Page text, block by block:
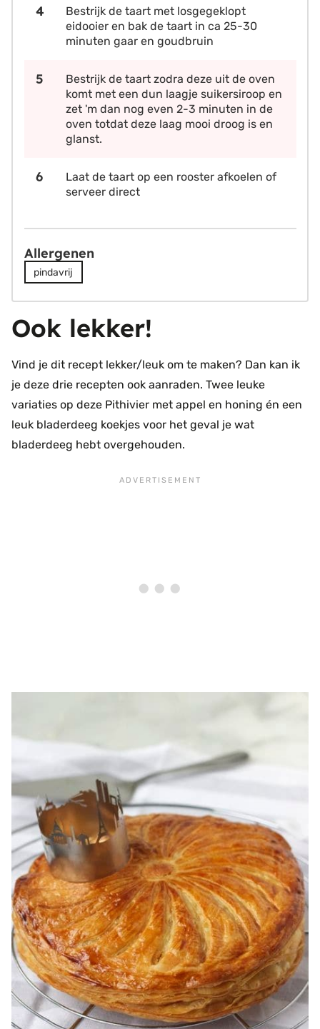
Bestrijk de taart met losgegeklopt
eidooier en bak de taart in ca 25-30
minuten gaar en goudbruin
Bestrijk de taart zodra deze uit de oven
komt met een dun laagje suikersiroop en
zet 'm dan nog even 2-3 minuten in de
oven totdat deze laag mooi droog is en
glanst.
Laat de taart op een rooster afkoelen of
serveer direct
Allergenen
pindavrij
Ook lekker!
Vind je dit recept lekker/leuk om te maken? Dan kan ik
je deze drie recepten ook aanraden. Twee leuke
variaties op deze Pithivier met appel en honing én een
leuk bladerdeeg koekjes voor het geval je wat
bladerdeeg hebt overgehouden.